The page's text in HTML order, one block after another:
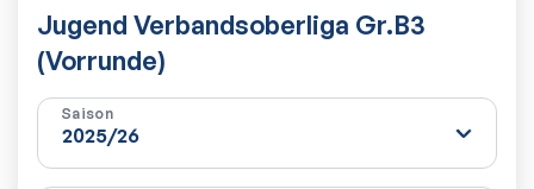
Jugend Verbandsoberliga Gr.B3
(Vorrunde)
Saison